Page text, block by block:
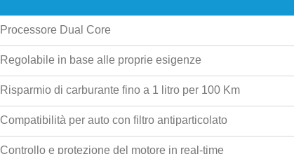
Processore Dual Core
Regolabile in base alle proprie esigenze
Risparmio di carburante fino a 1 litro per 100 Km
Compatibilità per auto con filtro antiparticolato
Controllo e protezione del motore in real-time